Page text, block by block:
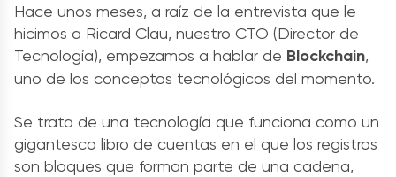
Hace unos meses, a raíz de la entrevista que le
hicimos a Ricard Clau, nuestro CTO (Director de
Tecnología), empezamos a hablar de Blockchain,
uno de los conceptos tecnológicos del momento.
Se trata de una tecnología que funciona como un
gigantesco libro de cuentas en el que los registros
son bloques que forman parte de una cadena,